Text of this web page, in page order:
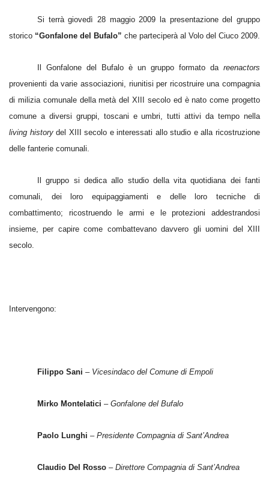
Si terrà giovedì 28 maggio 2009 la presentazione del gruppo
storico “Gonfalone del Bufalo” che parteciperà al Volo del Ciuco 2009.
Il Gonfalone del Bufalo è un gruppo formato da reenactors
provenienti da varie associazioni, riunitisi per ricostruire una compagnia
di milizia comunale della metà del XIII secolo ed è nato come progetto
comune a diversi gruppi, toscani e umbri, tutti attivi da tempo nella
living historydel XIII secolo e interessati allo studio e alla ricostruzione
delle fanterie comunali.
Il gruppo si dedica allo studio della vita quotidiana dei fanti
comunali, dei loro equipaggiamenti e delle loro tecniche di
combattimento; ricostruendo le armi e le protezioni addestrandosi
insieme, per capire come combattevano davvero gli uomini del XIII
secolo.
Intervengono:
Filippo Sani– Vicesindaco del Comune di Empoli
Mirko Montelatici–Gonfalone del Bufalo
Paolo Lunghi–Presidente Compagnia di Sant’Andrea
Claudio Del Rosso–Direttore Compagnia di Sant’Andrea